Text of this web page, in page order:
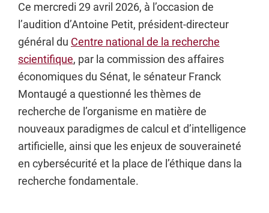
Ce mercredi 29 avril 2026, à l’occasion de
l’audition d’Antoine Petit, président-directeur
général du Centre national de la recherche
scientifique, par la commission des affaires
économiques du Sénat, le sénateur Franck
Montaugé a questionné les thèmes de
recherche de l’organisme en matière de
nouveaux paradigmes de calcul et d’intelligence
artificielle, ainsi que les enjeux de souveraineté
en cybersécurité et la place de l’éthique dans la
recherche fondamentale.